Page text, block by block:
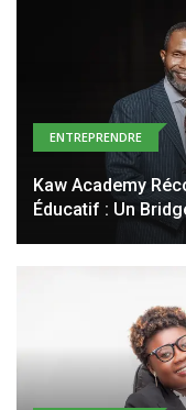
ENTREPRENDRE
Kaw Academy
Éducatif : Un